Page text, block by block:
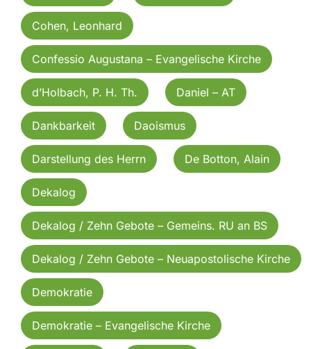
Cohen, Leonhard
Confessio Augustana – Evangelische Kirche
d’Holbach, P. H. Th. Daniel – AT
Dankbarkeit Daoismus
Darstellung des Herrn De Botton, Alain
Dekalog
Dekalog / Zehn Gebote – Gemeins. RU an BS
Dekalog / Zehn Gebote – Neuapostolische Kirche
Demokratie
Demokratie – Evangelische Kirche